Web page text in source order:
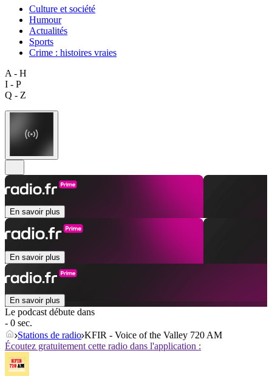
Culture et société
Humour
Actualités
Sports
Crime : histoires vraies
A - H
I - P
Q - Z
En savoir plus
En savoir plus
En savoir plus
Le podcast débute dans
- 0 sec.
Stations de radio KFIR - Voice of the Valley 720 AM
Écoutez gratuitement cette radio dans l'application :